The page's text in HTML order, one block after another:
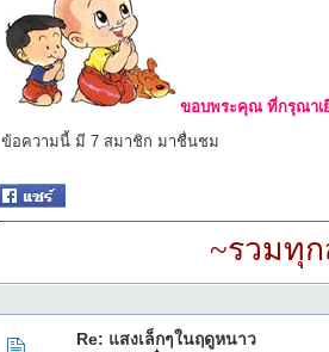
ขอบพระคุณ ที่กรุณาเ
ข้อความนี้ มี 7 สมาชิก มาชื่นชม
~รวมทุ
Re: แสงเล็กๆในฤดูหนาว